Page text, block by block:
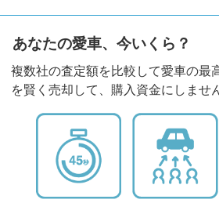
あなたの愛車、今いくら？
複数社の査定額を比較して愛車の最
を賢く売却して、購入資金にしませ